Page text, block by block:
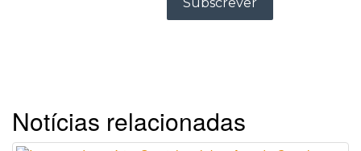
Notícias relacionadas